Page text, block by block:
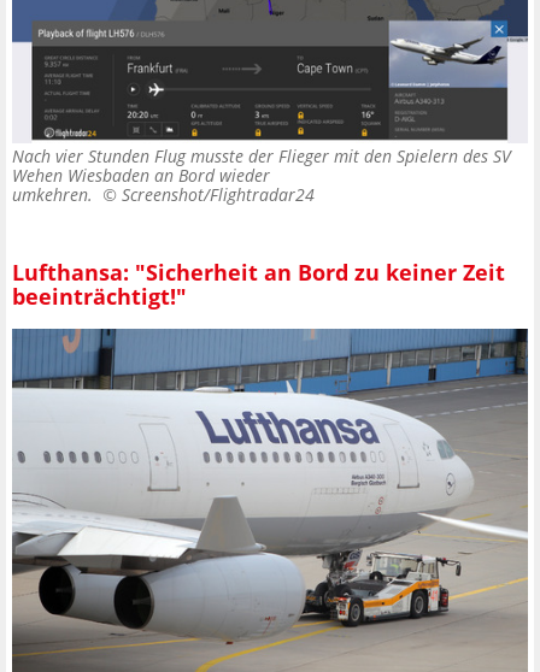
Nach vier Stunden Flug musste der Flieger mit den Spielern des SV
Wehen Wiesbaden an Bord wieder
umkehren. © Screenshot/Flightradar24
Lufthansa: "Sicherheit an Bord zu keiner Zeit
beeinträchtigt!"